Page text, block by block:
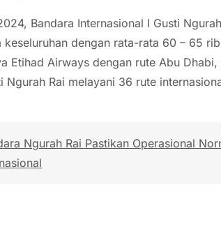
Bandara Internasional I Gusti
keseluruhan dengan rata-rata 60 – 65
Etihad Airways dengan rute Abu Dhabi,
Ngurah Rai melayani 36 rute
Ngurah Rai Pastikan Operasional